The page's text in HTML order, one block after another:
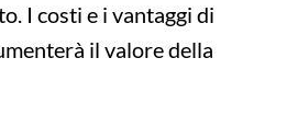
I costi e i vantaggi di
il valore della